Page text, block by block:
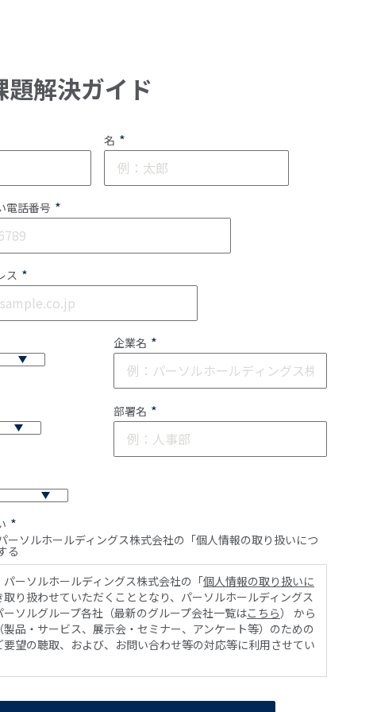
解決ガイド
*
名
*
電話番号
*
ス
*
企業名
*
部署名
*
ーソルホールディングス株式会社の「個人情報の取り扱いにつ
る
ーソルホールディングス株式会社の「個人情報の取り扱いに
取り扱わせていただくこととなり、パーソルホールディングス
ソルグループ各社（最新のグループ会社一覧はこちら） から
品・サービス、展示会・セミナー、アンケート等）のための
要望の聴取、および、お問い合わせ等の対応等に利用させてい